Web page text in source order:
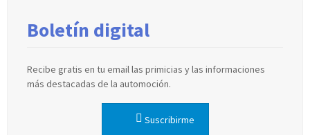
Boletín digital
Recibe gratis en tu email las primicias y las informaciones
más destacadas de la automoción.
Suscribirme